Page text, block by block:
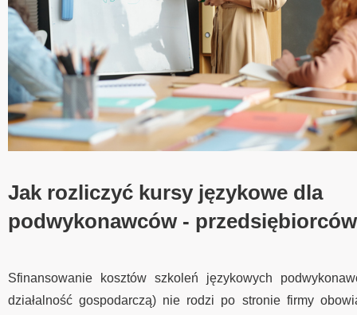
Jak rozliczyć kursy językowe dla
podwykonawców - przedsiębiorców
Sfinansowanie kosztów szkoleń językowych
działalność gospodarczą) nie rodzi po stronie firmy